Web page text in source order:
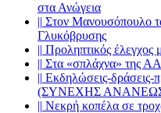
στα Ανώγεια
|| Στον Μανουσόπουλο
Γλυκόβρυσης
|| Προληπτικός έλεγχος
|| Στα «σπλάχνα» της
|| Εκδηλώσεις-δράσεις-
(ΣΥΝΕΧΗΣ
|| Νεκρή κοπέλα σε